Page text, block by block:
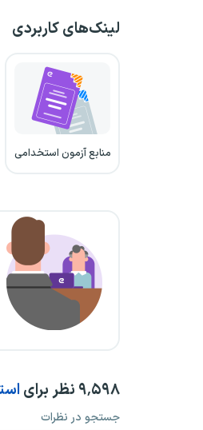
لینک‌های کاربردی
منابع آزمون استخدامی
۹٬۵۹۸ نظر برای
جستجو در نظرات